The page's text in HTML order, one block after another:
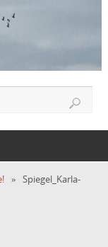
» Spiegel_Karla-